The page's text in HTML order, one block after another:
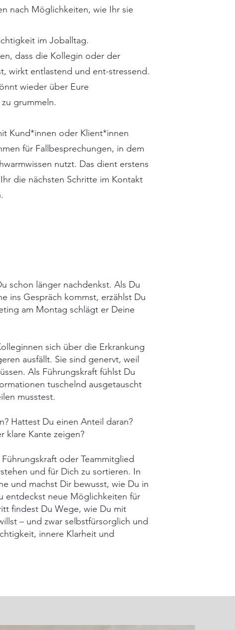
nach Möglichkeiten, wie Ihr sie
im Joballtag.
dass die Kollegin oder der
wirkt entlastend und ent-stressend.
wieder über Eure
grummeln.
Kund*innen oder Klient*innen
für Fallbesprechungen, in dem
nutzt. Das dient erstens
die nächsten Schritte im Kontakt
schon länger nachdenkst. Als Du
ins Gespräch kommst, erzählst Du
am Montag schlägt er Deine
sich über die Erkrankung
ausfällt. Sie sind genervt, weil
Als Führungskraft fühlst Du
tuschelnd ausgetauscht
musstest.
Hattest Du einen Anteil daran?
klare Kante zeigen?
oder Teammitglied
und für Dich zu sortieren. In
und machst Dir bewusst, wie Du in
entdeckst neue Möglichkeiten für
findest Du Wege, wie Du mit
– und zwar selbstfürsorglich und
innere Klarheit und